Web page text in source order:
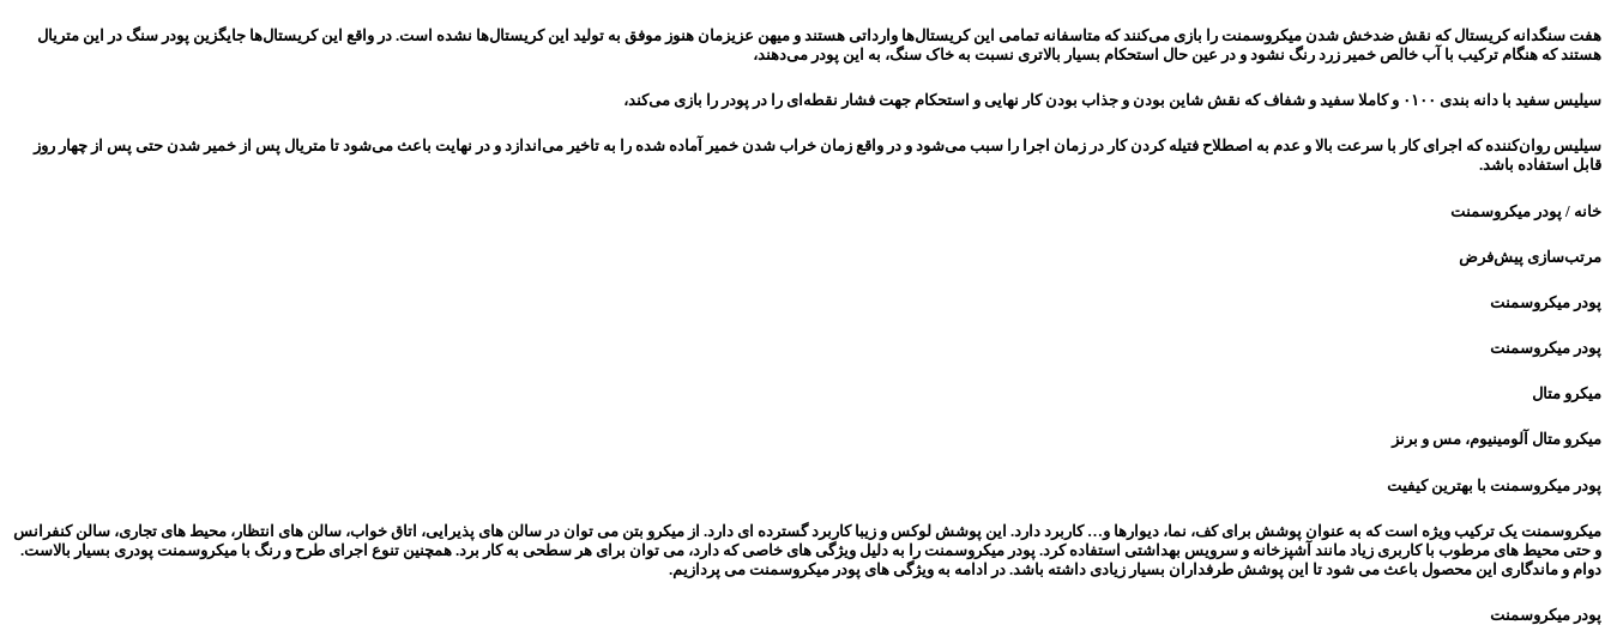
هفت سنگدانه کریستال که نقش ضدخش شدن میکروسمنت را بازی می‌کنند که متاسفانه تمامی این کریستال‌ها وارداتی هستند و میهن عزیزمان هنوز موفق به تولید این کریستال‌ها نشده است. در واقع این کریستال‌ها جایگزین پودر سنگ در این متریال
هستند که هنگام ترکیب با آب خالص خمیر زرد رنگ نشود و در عین حال استحکام بسیار بالاتری نسبت به خاک سنگ، به این پودر می‌دهند،
سیلیس سفید با دانه بندی ۰۱۰۰ و کاملا سفید و شفاف که نقش شاین بودن و جذاب بودن کار نهایی و استحکام جهت فشار نقطه‌ای را در پودر را بازی می‌کند،
سیلیس روان‌کننده که اجرای کار با سرعت بالا و عدم به اصطلاح فتیله کردن کار در زمان اجرا را سبب می‌شود و در واقع زمان خراب شدن خمیر آماده شده را به تاخیر می‌اندازد و در نهایت باعث می‌شود تا متریال پس از خمیر شدن حتی پس از چهار روز
قابل استفاده باشد.
خانه / پودر میکروسمنت
مرتب‌سازی پیش‌فرض
پودر میکروسمنت
پودر میکروسمنت
میکرو متال
میکرو متال آلومینیوم، مس و برنز
پودر میکروسمنت با بهترین کیفیت
میکروسمنت یک ترکیب ویژه است که به عنوان پوشش برای کف، نما، دیوارها و… کاربرد دارد. این پوشش لوکس و زیبا کاربرد گسترده ای دارد. از میکرو بتن می توان در سالن های پذیرایی، اتاق خواب، سالن های انتظار، محیط های تجاری، سالن کنفرانس
و حتی محیط های مرطوب با کاربری زیاد مانند آشپزخانه و سرویس بهداشتی استفاده کرد. پودر میکروسمنت را به دلیل ویژگی های خاصی که دارد، می توان برای هر سطحی به کار برد. همچنین تنوع اجرای طرح و رنگ با میکروسمنت پودری بسیار بالاست.
دوام و ماندگاری این محصول باعث می شود تا این پوشش طرفداران بسیار زیادی داشته باشد. در ادامه به ویژگی های پودر میکروسمنت می پردازیم.
پودر میکروسمنت